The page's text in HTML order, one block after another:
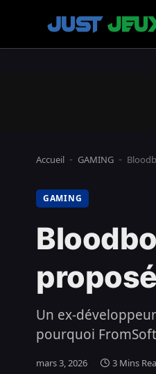
Accueil - GAMING -
GAMING
Un ex-
pourquoi
mars 3, 2026 3 Mins